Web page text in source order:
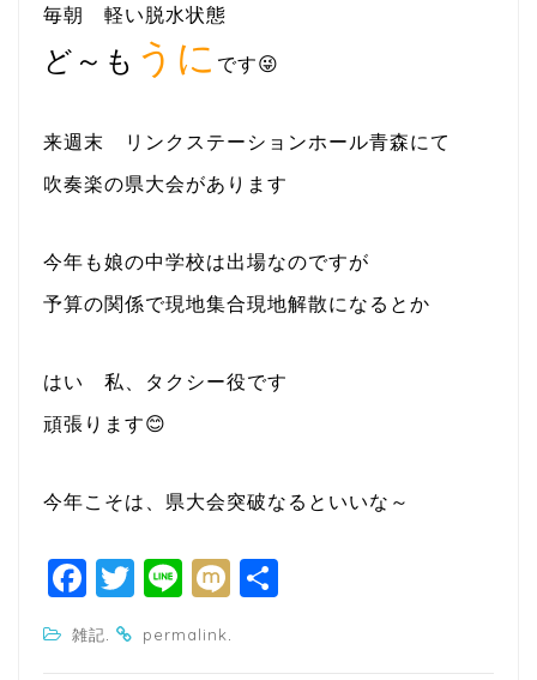
毎朝 軽い脱水状態
ど～も うに です😜
来週末 リンクステーションホール青森にて
吹奏楽の県大会があります
今年も娘の中学校は出場なのですが
予算の関係で現地集合現地解散になるとか
はい 私、タクシー役です
頑張ります😊
今年こそは、県大会突破なるといいな～
F
a
c
T
itt
Li
n
e
M
雑記. permalink.